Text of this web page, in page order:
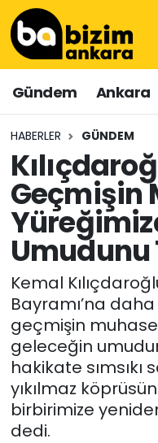
Gündem Ankara
HABERLER GÜNDEM
Geçmişin
Umudunu
Kemal
Bayramı’na
geçmişin
geleceğin
hakikate sımsıkı
yıkılmaz
birbirimize
dedi.
Hava Durumu
Trafik Durumu
Süper Lig Puan
Tüm Manşetler
Son Dakika